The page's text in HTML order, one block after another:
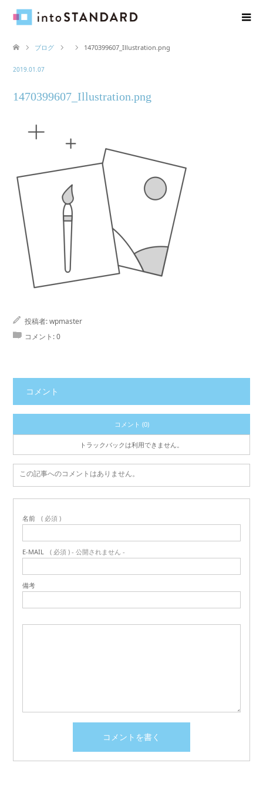
ブログ 1470399607_Illustration.png
2019.01.07
1470399607_Illustration.png
投稿者:wpmaster
コメント:0
コメント
コメント (0)
トラックバックは利用できません。
この記事へのコメントはありません。
名前 ( 必須 )
E-MAIL ( 必須 ) - 公開されません -
備考